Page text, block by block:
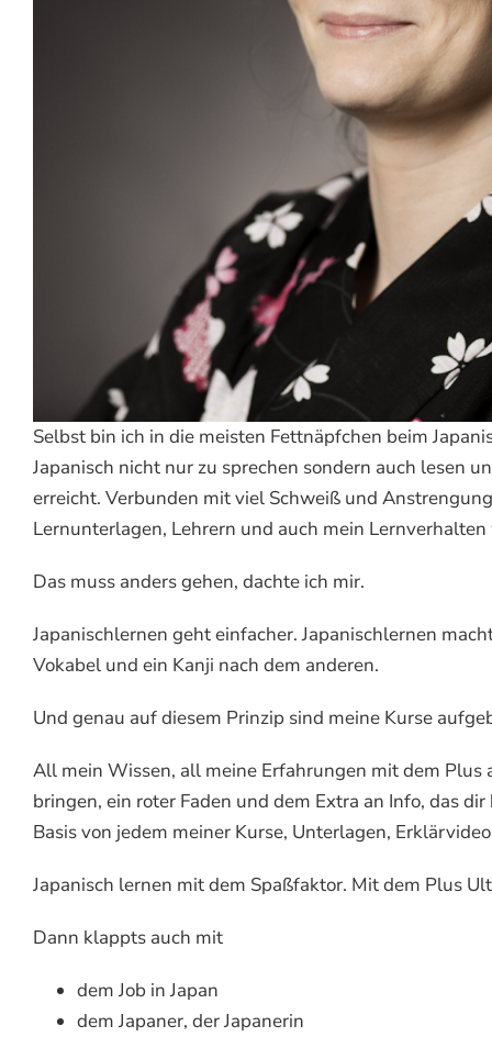
Selbst bin ich in die meisten Fettnäpfchen beim
Japanisch nicht nur zu sprechen sondern auch lesen
erreicht. Verbunden mit viel Schweiß und
Lernunterlagen, Lehrern und auch mein
Das muss anders gehen, dachte ich mir.
Japanischlernen geht einfacher. Japanischlernen
Vokabel und ein Kanji nach dem anderen.
Und genau auf diesem Prinzip sind meine Kurse
All mein Wissen, all meine Erfahrungen mit dem Plus
bringen, ein roter Faden und dem Extra an Info, das
Basis von jedem meiner Kurse, Unterlagen,
Japanisch lernen mit dem Spaßfaktor. Mit dem Plus
Dann klappts auch mit
dem Job in Japan
dem Japaner, der Japanerin